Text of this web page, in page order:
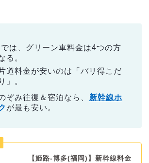
は、グリーン車料金は4つの方
る。
道料金が安いのは「バリ得こだ
」。
ぞみ往復＆宿泊なら、
新幹線ホ
が最も安い。
【姫路-博多(福岡)】新幹線料金